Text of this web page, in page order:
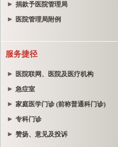
捐款予医院管理局
医院管理局附例
服务捷径
医院联网、医院及医疗机构
急症室
家庭医学门诊 (前称普通科门诊)
专科门诊
赞扬、意见及投诉